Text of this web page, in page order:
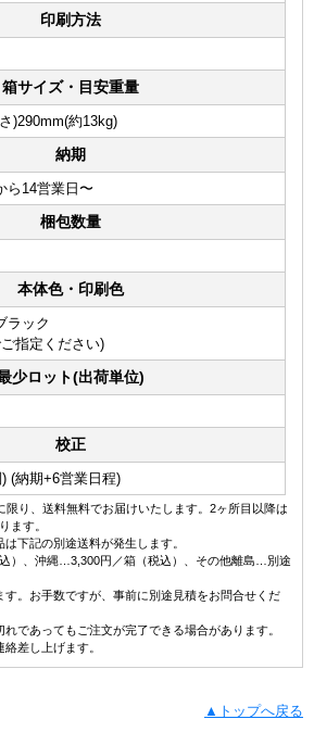
印刷方法
箱サイズ・目安重量
)290mm(約13kg)
納期
14営業日〜
梱包数量
本体色・印刷色
ラック
指定ください)
少ロット(出荷単位)
校正
納期+6営業日程)
り、送料無料でお届けいたします。2ヶ所目以降は
ます。
下記の別途送料が発生します。
）、沖縄…3,300円／箱（税込）、その他離島…別途
。お手数ですが、事前に別途見積をお問合せくだ
であってもご注文が完了できる場合があります。
差し上げます。
▲トップへ戻る